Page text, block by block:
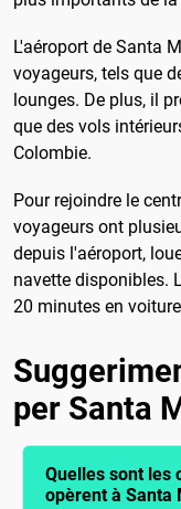
L'aéroport de Santa
voyageurs, tels que
lounges. De plus, il
que des vols
Colombie.
Pour rejoindre le
voyageurs ont
depuis l'aéroport,
navette disponibles.
20 minutes en
per Santa
Quelles sont les
opèrent à Santa